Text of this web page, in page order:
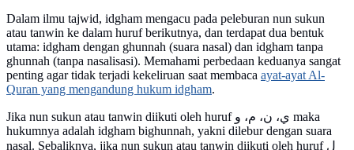
Dalam ilmu tajwid, idgham mengacu pada peleburan nun sukun
atau tanwin ke dalam huruf berikutnya, dan terdapat dua bentuk
utama: idgham dengan ghunnah (suara nasal) dan idgham tanpa
ghunnah (tanpa nasalisasi). Memahami perbedaan keduanya sangat
penting agar tidak terjadi kekeliruan saat membaca ayat-ayat Al-
Quran yang mengandung hukum idgham.
Jika nun sukun atau tanwin diikuti oleh huruf ي، ن، م، و maka
hukumnya adalah idgham bighunnah, yakni dilebur dengan suara
nasal. Sebaliknya, jika nun sukun atau tanwin diikuti oleh huruf ل